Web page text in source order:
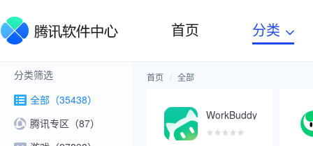
首页 分类
首页 全部
WorkBuddy
分类筛选
全部（35438）
腾讯专区（87）